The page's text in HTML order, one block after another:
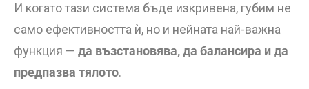
И когато тази система бъде изкривена, губим не
само ефективността ѝ, но и нейната най-важна
функция — да възстановява, да балансира и да
предпазва тялото.